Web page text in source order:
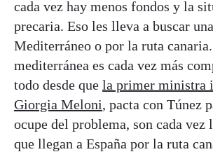
cada vez hay menos fondos y la
precaria. Eso les lleva a buscar
Mediterráneo o por la ruta
mediterránea es cada vez más
todo desde que la primer ministra
Giorgia Meloni, pacta con Túnez
ocupe del problema, son cada vez
que llegan a España por la ruta